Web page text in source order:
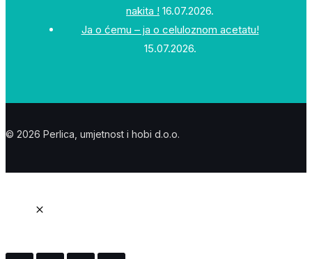
nakita ! 16.07.2026.
Ja o ćemu – ja o celuloznom acetatu!
15.07.2026.
© 2026 Perlica, umjetnost i hobi d.o.o.